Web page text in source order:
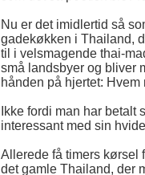
Nu er det imidlertid så
gadekøkken i Thailand,
til i velsmagende thai-
små landsbyer og bliver
hånden på hjertet:
Ikke fordi man har
interessant med sin
Allerede få timers kørsel
det gamle Thailand, der